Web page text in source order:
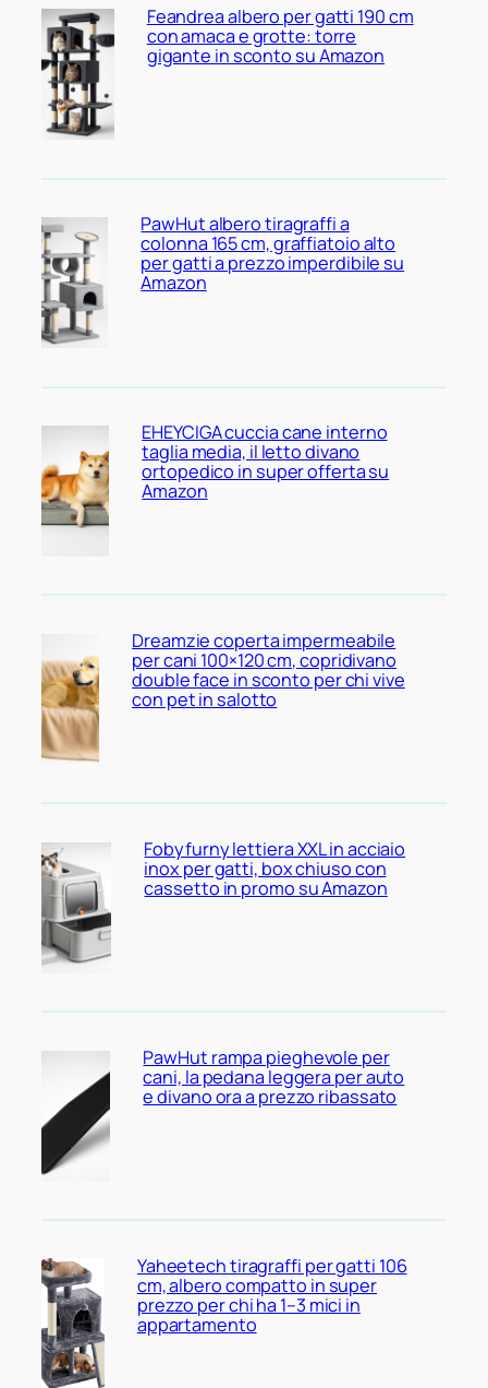
Feandrea albero per gatti 190 cm
con amaca e grotte: torre
gigante in sconto su Amazon
PawHut albero tiragraffi a
colonna 165 cm, graffiatoio alto
per gatti a prezzo imperdibile su
Amazon
EHEYCIGA cuccia cane interno
taglia media, il letto divano
ortopedico in super offerta su
Amazon
Dreamzie coperta impermeabile
per cani 100×120 cm, copridivano
double face in sconto per chi vive
con pet in salotto
Fobyfurny lettiera XXL in acciaio
inox per gatti, box chiuso con
cassetto in promo su Amazon
PawHut rampa pieghevole per
cani, la pedana leggera per auto
e divano ora a prezzo ribassato
Yaheetech tiragraffi per gatti 106
cm, albero compatto in super
prezzo per chi ha 1–3 mici in
appartamento